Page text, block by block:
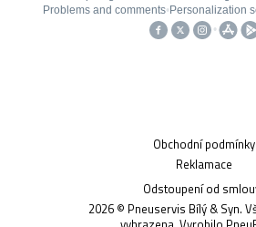
Obchodní podmínky
Reklamace
Odstoupení od
2026© Pneuservis Bílý & Syn.